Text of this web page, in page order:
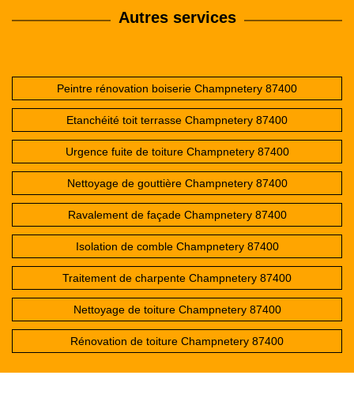
Autres services
Peintre rénovation boiserie Champnetery 87400
Etanchéité toit terrasse Champnetery 87400
Urgence fuite de toiture Champnetery 87400
Nettoyage de gouttière Champnetery 87400
Ravalement de façade Champnetery 87400
Isolation de comble Champnetery 87400
Traitement de charpente Champnetery 87400
Nettoyage de toiture Champnetery 87400
Rénovation de toiture Champnetery 87400